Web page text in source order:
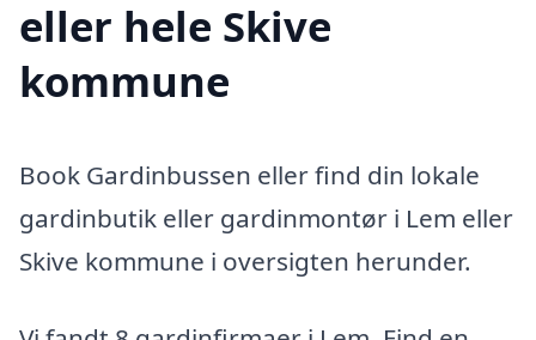
eller hele Skive
kommune
Book Gardinbussen eller find din lokale
gardinbutik eller gardinmontør i Lem eller
Skive kommune i oversigten herunder.